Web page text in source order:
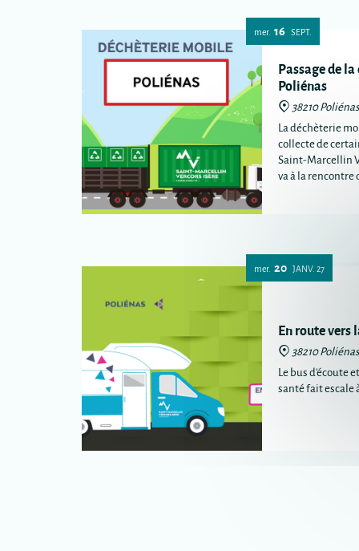
mer. 16 SEPT.
Passage de
Poliénas
38210 Poliénas
La déchèterie
collecte de
Saint-Marcellin
va à la rencontre
mer. 20 JANV. 27
En route vers
38210 Poliénas
Le bus d'écoute
santé fait escale